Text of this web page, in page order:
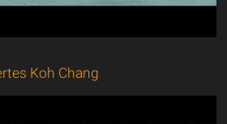
Koh Chang